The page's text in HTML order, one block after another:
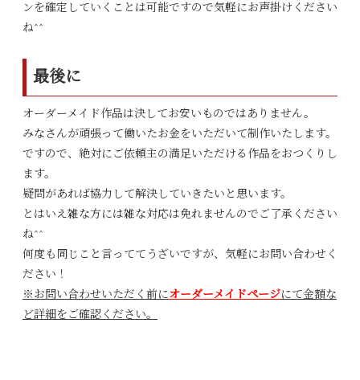
ンを確定していくことは可能ですので気軽にお声掛けください
ね^^
最後に
オーダーメイド作品は決してお安いものではありません。
みなさんが頑張って働いたお金をいただいて制作いたします。
ですので、絶対にご依頼主の満足いただける作品をおつくりし
ます。
疑問があれば協力して解決していきたいと思います。
とはいえ雑な方には雑な対応は免れませんのでご了承ください
ね^^
何度も同じこと言っててうざいですが、気軽にお問い合わせく
ださい！
※お問い合わせいただく前にオーダーメイドページにて金額な
ど詳細をご確認ください。